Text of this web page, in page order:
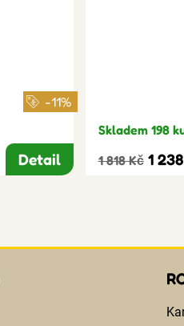
-11%
Detail
Skladem 198
1 818 Kč 1